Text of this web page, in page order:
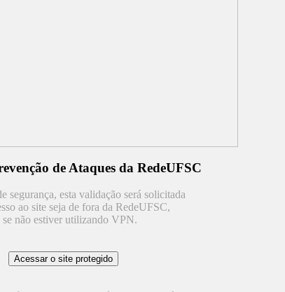
de Ataques da RedeUFSC
segurança, esta validação será solicitada
ao site seja de fora da RedeUFSC,
se não estiver utilizando VPN.